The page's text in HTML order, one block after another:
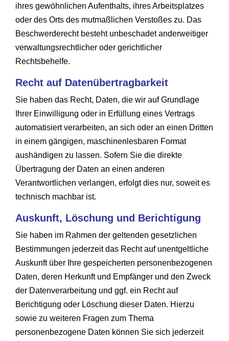
ihres gewöhnlichen Aufenthalts, ihres Arbeitsplatzes
oder des Orts des mutmaßlichen Verstoßes zu. Das
Beschwerderecht besteht unbeschadet anderweitiger
verwaltungsrechtlicher oder gerichtlicher
Rechtsbehelfe.
Recht auf Daten­übertrag­barkeit
Sie haben das Recht, Daten, die wir auf Grundlage
Ihrer Einwilligung oder in Erfüllung eines Vertrags
automatisiert verarbeiten, an sich oder an einen Dritten
in einem gängigen, maschinenlesbaren Format
aushändigen zu lassen. Sofern Sie die direkte
Übertragung der Daten an einen anderen
Verantwortlichen verlangen, erfolgt dies nur, soweit es
technisch machbar ist.
Auskunft, Löschung und Berichtigung
Sie haben im Rahmen der geltenden gesetzlichen
Bestimmungen jederzeit das Recht auf unentgeltliche
Auskunft über Ihre gespeicherten personenbezogenen
Daten, deren Herkunft und Empfänger und den Zweck
der Datenverarbeitung und ggf. ein Recht auf
Berichtigung oder Löschung dieser Daten. Hierzu
sowie zu weiteren Fragen zum Thema
personenbezogene Daten können Sie sich jederzeit